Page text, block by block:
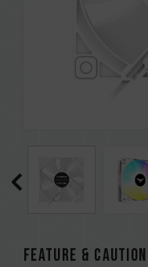
FEATURE & CAUTION